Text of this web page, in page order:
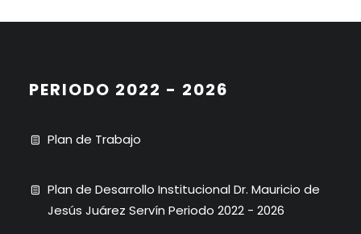
PERIODO 2022 - 2026
Plan de Trabajo
Plan de Desarrollo Institucional Dr. Mauricio de
Jesús Juárez Servín Periodo 2022 - 2026